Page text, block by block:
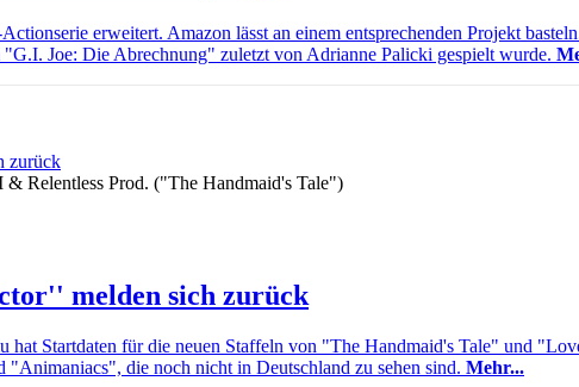
erweitert. Amazon lässt an einem entsprechenden Projekt
Joe: Die Abrechnung" zuletzt von Adrianne Palicki gespielt wurde.
Relentless Prod. ("The Handmaid's Tale")
melden sich zurück
Startdaten für die neuen Staffeln von "The Handmaid's Tale" und
die noch nicht in Deutschland zu sehen sind. Mehr...